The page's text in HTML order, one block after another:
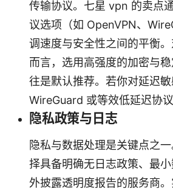
传输协议。七星 vpn 的卖点
议选项（如 OpenVPN、
调速度与安全性之间的平衡
而言，选用高强度的加密与
往是默认推荐。若你对延迟
WireGuard 或等效低延迟协议
隐私政策与日志
隐私与数据处理是关键点之
择具备明确无日志政策、最
外披露透明度报告的服务商